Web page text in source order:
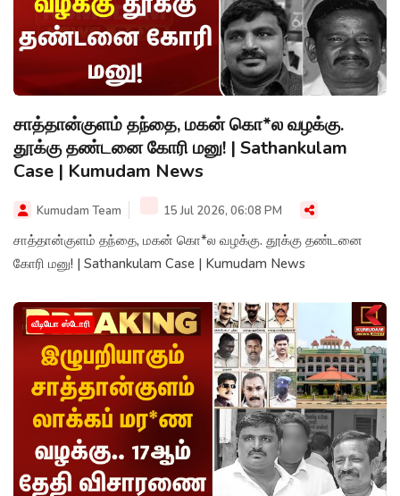
சாத்தான்குளம் தந்தை, மகன் கொ*ல வழக்கு.
தூக்கு தண்டனை கோரி மனு! | Sathankulam
Case | Kumudam News
Kumudam Team 15 Jul 2026, 06:08 PM
சாத்தான்குளம் தந்தை, மகன் கொ*ல வழக்கு. தூக்கு தண்டனை
கோரி மனு! | Sathankulam Case | Kumudam News
வீடியோ ஸ்டோரி